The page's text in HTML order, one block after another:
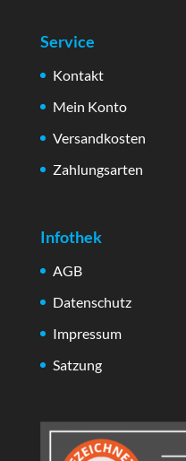
Service
Kontakt
Mein Konto
Versandkosten
Zahlungsarten
Infothek
AGB
Datenschutz
Impressum
Satzung